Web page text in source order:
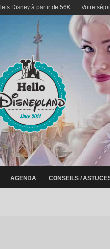
Disney à partir de 56€ Votre
AGENDA CONSEILS /